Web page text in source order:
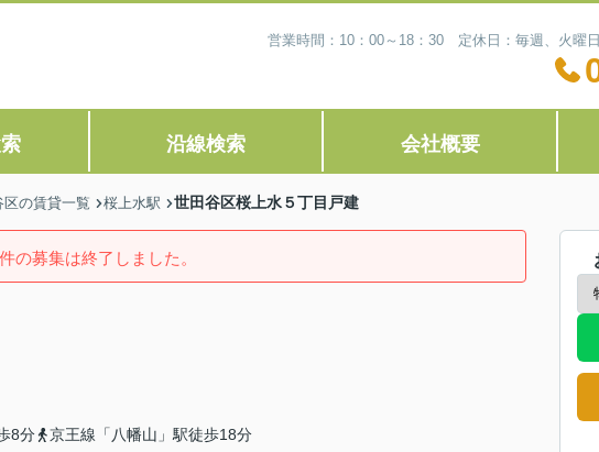
営業時間：10：00～18：30 定休日：毎週、火曜
沿線検索 会社概要
区の賃貸一覧 桜上水駅 世田谷区桜上水５丁目戸建
の募集は終了しました。
8分 京王線「八幡山」駅徒歩18分